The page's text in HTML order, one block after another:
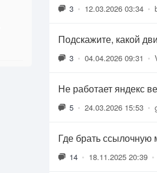
3 • 12.03.2026 03:34 •
Подскажите, какой
3 • 04.04.2026 09:31 •
Не работает яндекс
5 • 24.03.2026 15:53 •
Где брать ссылочную
14 • 18.11.2025 20:39 •